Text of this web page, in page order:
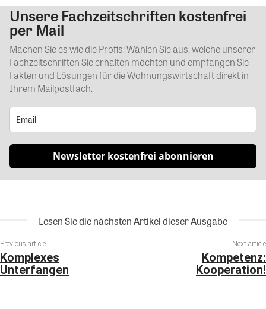
Kommentar
Unsere Fachzeitschriften kostenfrei
per Mail
Machen Sie es wie die Profis: Wählen Sie aus, welche unserer
Fachzeitschriften Sie erhalten möchten und empfangen Sie
Fakten und Lösungen für die Wohnungswirtschaft direkt in
Ihrem Mailpostfach.
Newsletter kostenfrei abonnieren
Lesen Sie die nächsten Artikel dieser Ausgabe
Previous article
Komplexes
Unterfangen
Next article
Kompetenz:
Kooperation!